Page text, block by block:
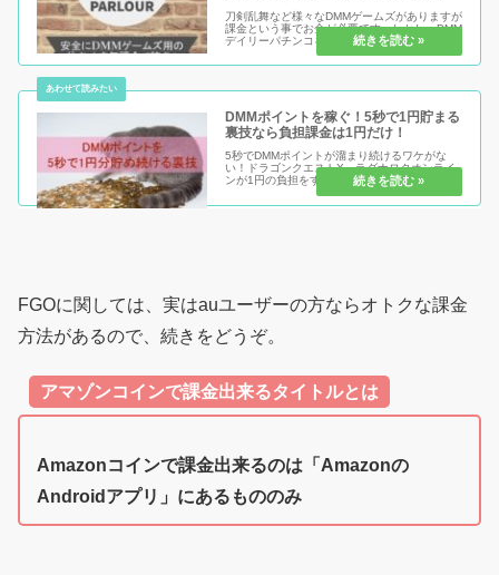
刀剣乱舞など様々なDMMゲームズがありますが
課金という事でお金が必要です。しかし、DMM
デイリーパチンコを毎日1回チャレンジするだ
けで実は課金資金が全額またはある程度お得に
なります。継続こそ力なり！コツコツ貯めて実
DMMポイントを稼ぐ！5秒で1円貯まる
裏技なら負担課金は1円だけ！
5秒でDMMポイントが溜まり続けるワケがな
い！ドラゴンクエストX、ラグナロクオンライ
ンが1円の負担をするだけで、遊べるワケがな
い！そう思っていた時期が私にもありました。
ある条件をみたすことで、あなたも無課金で圧
FGOに関しては、実はauユーザーの方ならオトクな課金
方法があるので、続きをどうぞ。
アマゾンコインで課金出来るタイトルとは
Amazonコインで課金出来るのは「Amazonの
Androidアプリ」にあるもののみ